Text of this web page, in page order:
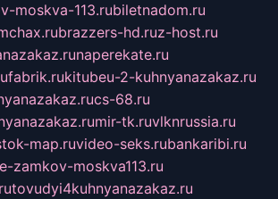
moskva-113.rubiletnadom.ru
brazzers-hd.ruz-host.ru
naperekate.ru
kitubeu-2-kuhnyanazakaz.ru
cs-68.ru
mir-tk.ruvlknrussia.ru
map.ruvideo-seks.rubankaribi.ru
zamkov-moskva113.ru
tovudyi4kuhnyanazakaz.ru